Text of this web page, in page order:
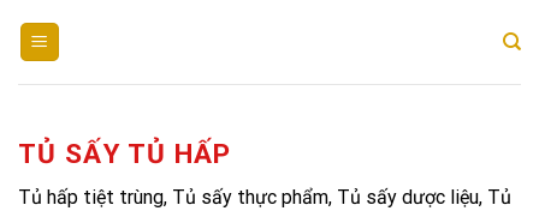
TỦ SẤY TỦ HẤP
Tủ hấp tiệt trùng, Tủ sấy thực phẩm, Tủ sấy dược liệu, Tủ